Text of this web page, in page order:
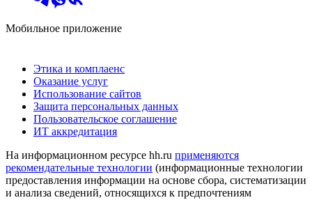
Мобильное приложение
Этика и комплаенс
Оказание услуг
Использование сайтов
Защита персональных данных
Пользовательское соглашение
ИТ аккредитация
На информационном ресурсе hh.ru применяются
рекомендательные технологии (информационные технологии
предоставления информации на основе сбора, систематизации
и анализа сведений, относящихся к предпочтениям